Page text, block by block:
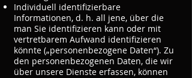
Individuell identifizierbare
Informationen, d. h. all jene, über die
man Sie identifizieren kann oder mit
vertretbarem Aufwand identifizieren
könnte („personenbezogene Daten“). Zu
den personenbezogenen Daten, die wir
über unsere Dienste erfassen, können